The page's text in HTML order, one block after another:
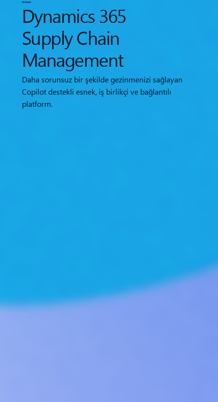
Dynamics 365
Supply Chain
Management
Daha sorunsuz bir şekilde gezinmenizi sağlayan
Copilot destekli esnek, iş birlikçi ve bağlantılı
platform.
ÜRÜNLER